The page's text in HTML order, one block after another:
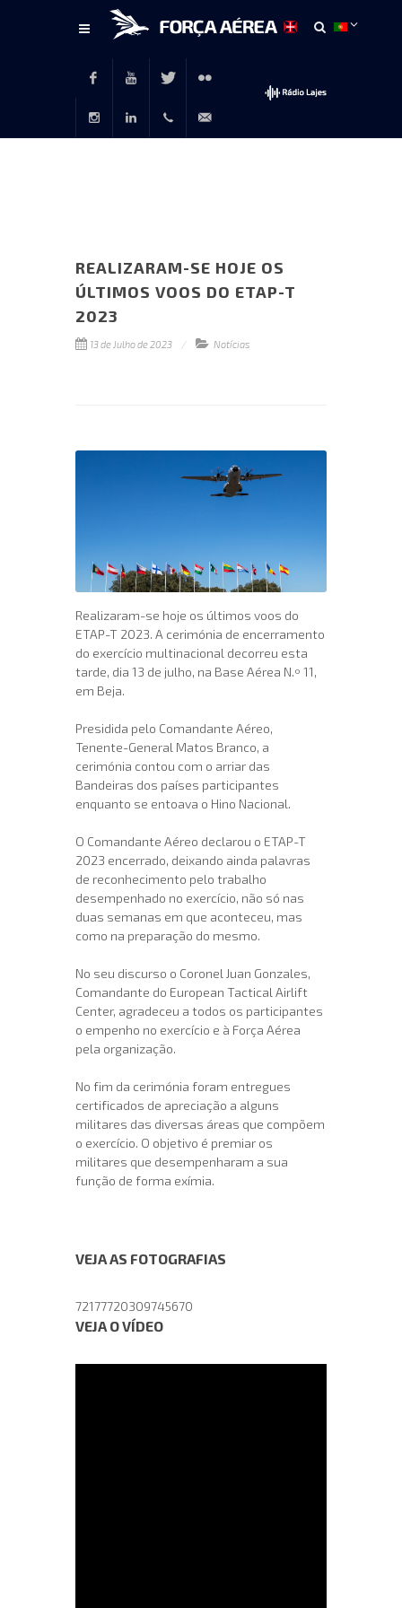
FacebookYoutubeTwitter Flickr
REALIZARAM-SE HOJE OS
ÚLTIMOS VOOS DO ETAP-T
2023
13 de Julho de 2023 Notícias
Realizaram-se hoje os últimos voos do
ETAP-T 2023. A cerimónia de encerramento
do exercício multinacional decorreu esta
tarde, dia 13 de julho, na Base Aérea N.º 11,
em Beja.
Presidida pelo Comandante Aéreo,
Tenente-General Matos Branco, a
cerimónia contou com o arriar das
Bandeiras dos países participantes
enquanto se entoava o Hino Nacional.
O Comandante Aéreo declarou o ETAP-T
2023 encerrado, deixando ainda palavras
de reconhecimento pelo trabalho
desempenhado no exercício, não só nas
duas semanas em que aconteceu, mas
como na preparação do mesmo.
No seu discurso o Coronel Juan Gonzales,
Comandante do European Tactical Airlift
Center, agradeceu a todos os participantes
o empenho no exercício e à Força Aérea
pela organização.
No fim da cerimónia foram entregues
certificados de apreciação a alguns
militares das diversas áreas que compõem
o exercício. O objetivo é premiar os
militares que desempenharam a sua
função de forma exímia.
VEJA AS FOTOGRAFIAS
72177720309745670
VEJA O VÍDEO